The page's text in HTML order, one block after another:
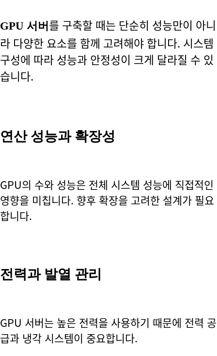
GPU 서버 를 구축할 때는 단순히 성능만이 아니
라 다양한 요소를 함께 고려해야 합니다. 시스템
구성에 따라 성능과 안정성이 크게 달라질 수 있
습니다.
연산 성능과 확장성
GPU의 수와 성능은 전체 시스템 성능에 직접적인
영향을 미칩니다. 향후 확장을 고려한 설계가 필요
합니다.
전력과 발열 관리
GPU 서버는 높은 전력을 사용하기 때문에 전력 공
급과 냉각 시스템이 중요합니다.